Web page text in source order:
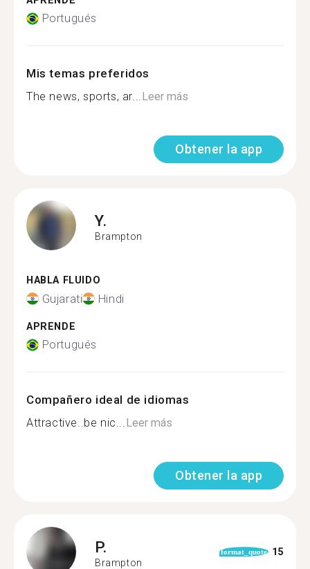
Portugués
Mis temas preferidos
The news, sports, ar...Leer más
Obtener la app
Y.
Brampton
HABLA FLUIDO
Gujarati Hindi
APRENDE
Portugués
Compañero ideal de idiomas
Attractive..be nic...Leer más
Obtener la app
P.
Brampton
format_quote 15